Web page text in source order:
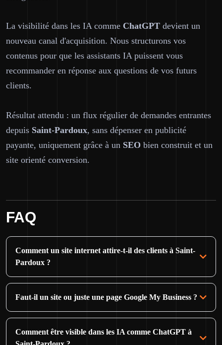
La visibilité dans les IA comme ChatGPT devient un
nouveau canal d'acquisition. Nous structurons vos
contenus pour que les assistants IA puissent vous
recommander en réponse aux questions de vos futurs
clients.
Résultat attendu : un flux régulier de demandes entrantes
depuis Saint-Pardoux, sans dépenser en publicité
payante, uniquement grâce à un SEO bien construit et un
site orienté conversion.
FAQ
Comment un site internet attire-t-il des clients à Saint-
Pardoux ?
Faut-il un site ou juste une page Google My Business ?
Comment être visible dans les IA comme ChatGPT à